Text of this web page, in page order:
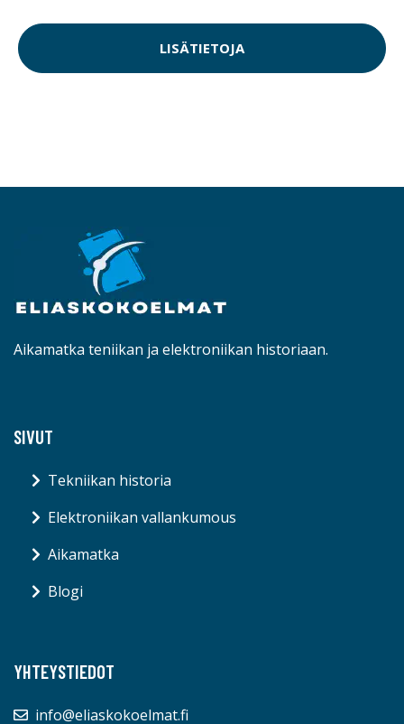
LISÄTIETOJA
Aikamatka teniikan ja elektroniikan historiaan.
SIVUT
Tekniikan historia
Elektroniikan vallankumous
Aikamatka
Blogi
YHTEYSTIEDOT
info@eliaskokoelmat.fi